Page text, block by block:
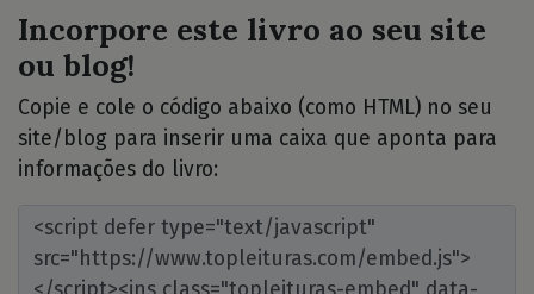
Incorpore este livro ao seu site
ou blog!
Copie e cole o código abaixo (como HTML) no seu
site/blog para inserir uma caixa que aponta para
informações do livro: